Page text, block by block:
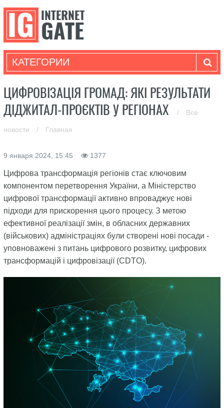
КАТЕГОРИИ
ЦИФРОВІЗАЦІЯ ГРОМАД: ЯКІ РЕЗУЛЬТАТИ
ДІДЖИТАЛ-ПРОЄКТІВ У РЕГІОНАХ
/ Все
новости / Главная
9 января 2024, 15:45 1377
Цифрова трансформація регіонів стає ключовим
компонентом перетворення України, а Міністерство
цифрової трансформації активно впроваджує нові
підходи для прискорення цього процесу. З метою
ефективної реалізації змін, в обласних державних
(військових) адміністраціях були створені нові посади -
уповноважені з питань цифрового розвитку, цифрових
трансформацій і цифровізації (CDTO).